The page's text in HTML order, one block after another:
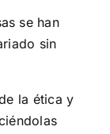
se han
sin
la ética y